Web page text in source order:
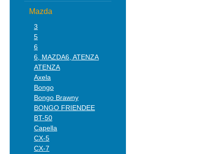
Mazda
3
5
6
6, MAZDA6, ATENZA
ATENZA
Axela
Bongo
Bongo Brawny
BONGO FRIENDEE
BT-50
Capella
CX-5
CX-7